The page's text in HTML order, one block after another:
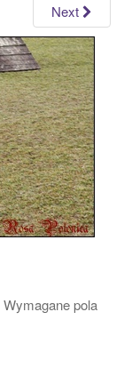
v
i
g
a
t
i
o
n
Next
Wymagane pola